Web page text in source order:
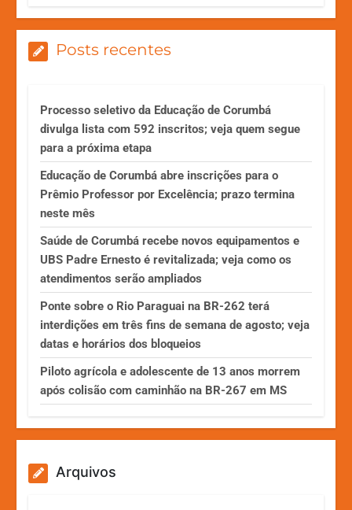
Posts recentes
Processo seletivo da Educação de Corumbá
divulga lista com 592 inscritos; veja quem segue
para a próxima etapa
Educação de Corumbá abre inscrições para o
Prêmio Professor por Excelência; prazo termina
neste mês
Saúde de Corumbá recebe novos equipamentos e
UBS Padre Ernesto é revitalizada; veja como os
atendimentos serão ampliados
Ponte sobre o Rio Paraguai na BR-262 terá
interdições em três fins de semana de agosto; veja
datas e horários dos bloqueios
Piloto agrícola e adolescente de 13 anos morrem
após colisão com caminhão na BR-267 em MS
Arquivos